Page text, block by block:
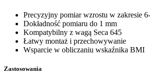
Precyzyjny pomiar wzrostu w zakresie
Dokładność pomiaru do 1 mm
Kompatybilny z wagą Seca 645
Łatwy montaż i przechowywanie
Wsparcie w obliczaniu wskaźnika BMI
Zastosowania